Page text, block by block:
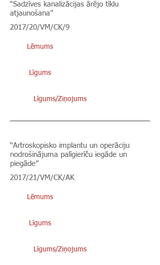
“Sadzīves kanalizācijas ārējo tīklu
atjaunošana”
2017/20/VM/CK/9
Lēmums
Līgums
Līgums/Ziņojums
“Artroskopisko implantu un operāciju
nodrošinājuma palīgierīču iegāde un
piegāde”
2017/21/VM/CK/AK
Lēmums
Līgums
Līgums/Ziņojums